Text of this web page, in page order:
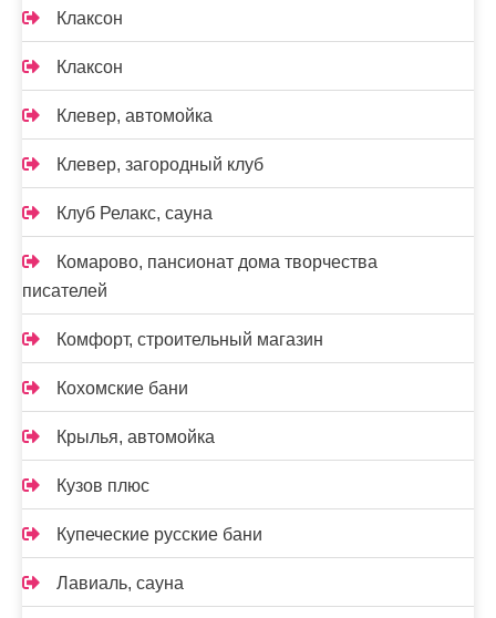
Клаксон
Клаксон
Клевер, автомойка
Клевер, загородный клуб
Клуб Релакс, сауна
Комарово, пансионат дома творчества
писателей
Комфорт, строительный магазин
Кохомские бани
Крылья, автомойка
Кузов плюс
Купеческие русские бани
Лавиаль, сауна